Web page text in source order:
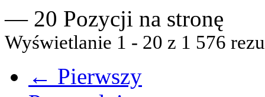
— 20 Pozycji na stronę
Wyświetlanie 1 - 20 z 1 576
← Pierwszy